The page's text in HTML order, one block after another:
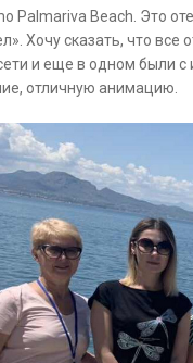
Palmariva Beach. Это
Хочу сказать, что
и еще в одном были
отличную анимацию.